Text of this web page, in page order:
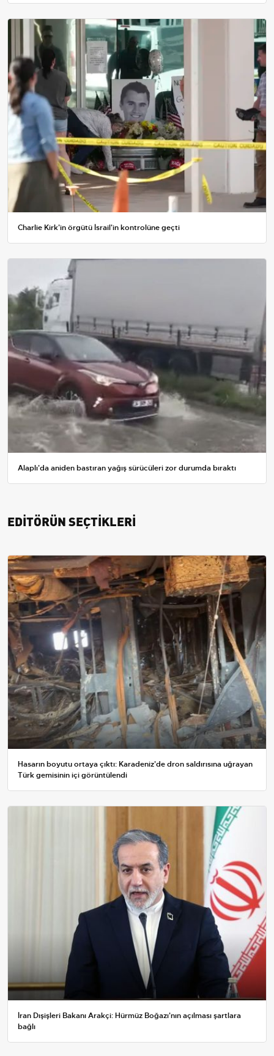
Charlie Kirk'in örgütü İsrail'in kontrolüne geçti
Alaplı'da aniden bastıran yağış sürücüleri zor durumda bıraktı
EDİTÖRÜN SEÇTİKLERİ
Hasarın boyutu ortaya çıktı: Karadeniz'de dron saldırısına uğrayan
Türk gemisinin içi görüntülendi
İran Dışişleri Bakanı Arakçi: Hürmüz Boğazı'nın açılması şartlara
bağlı